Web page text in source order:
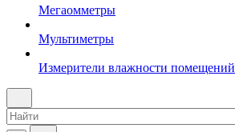
Мегаомметры
Мультиметры
Измерители влажности помещений